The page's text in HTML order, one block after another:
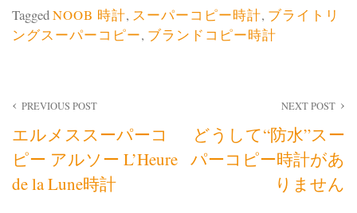
TaggedNOOB 時計, スーパーコピー時計, ブライトリ
ングスーパーコピー, ブランドコピー時計
投
稿
ナ
PREVIOUS POST
エルメススーパーコ
ピー アルソー L’Heure
de la Lune時計
NEXT POST
どうして“防水”スー
パーコピー時計があ
りません